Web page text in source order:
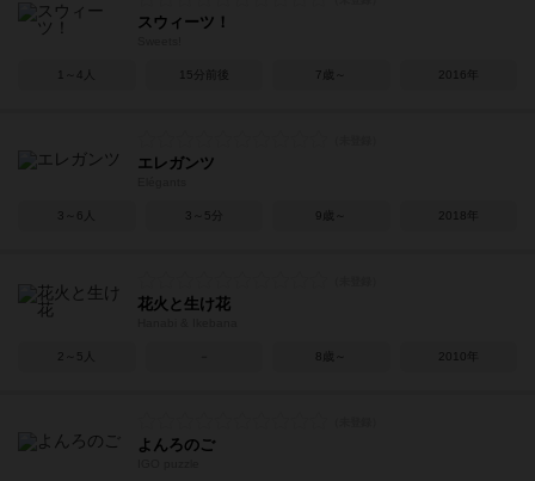
スウィーツ！
1～4人 15分前後 7歳～ 2016年
エレガンツ
3～6人 3～5分 9歳～ 2018年
花火と生け花
2～5人 8歳～ 2010年
よんろのご